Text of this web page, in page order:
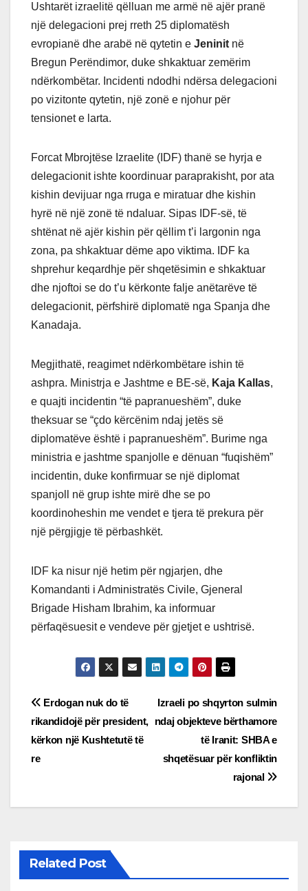
Ushtarët izraelitë qëlluan me armë në ajër pranë
një delegacioni prej rreth 25 diplomatësh
evropianë dhe arabë në qytetin e Jeninit në
Bregun Perëndimor, duke shkaktuar zemërim
ndërkombëtar. Incidenti ndodhi ndërsa delegacioni
po vizitonte qytetin, një zonë e njohur për
tensionet e larta.
Forcat Mbrojtëse Izraelite (IDF) thanë se hyrja e
delegacionit ishte koordinuar paraprakisht, por ata
kishin devijuar nga rruga e miratuar dhe kishin
hyrë në një zonë të ndaluar. Sipas IDF-së, të
shtënat në ajër kishin për qëllim t’i largonin nga
zona, pa shkaktuar dëme apo viktima. IDF ka
shprehur keqardhje për shqetësimin e shkaktuar
dhe njoftoi se do t’u kërkonte falje anëtarëve të
delegacionit, përfshirë diplomatë nga Spanja dhe
Kanadaja.
Megjithatë, reagimet ndërkombëtare ishin të
ashpra. Ministrja e Jashtme e BE-së, Kaja Kallas,
e quajti incidentin “të papranueshëm”, duke
theksuar se “çdo kërcënim ndaj jetës së
diplomatëve është i papranueshëm”. Burime nga
ministria e jashtme spanjolle e dënuan “fuqishëm”
incidentin, duke konfirmuar se një diplomat
spanjoll në grup ishte mirë dhe se po
koordinoheshin me vendet e tjera të prekura për
një përgjigje të përbashkët.
IDF ka nisur një hetim për ngjarjen, dhe
Komandanti i Administratës Civile, Gjeneral
Brigade Hisham Ibrahim, ka informuar
përfaqësuesit e vendeve për gjetjet e ushtrisë.
Post
navigation
Izraeli po shqyrton sulmin
ndaj objekteve bërthamore
të Iranit: SHBA e
shqetësuar për konfliktin
rajonal
Erdogan nuk do të
rikandidojë për president,
kërkon një Kushtetutë të
re
Related Post